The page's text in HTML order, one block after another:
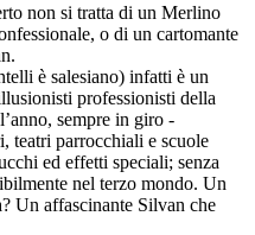
non si tratta di un Merlino
o di un cartomante
è salesiano) infatti è un
professionisti della
sempre in giro -
teatri parrocchiali e scuole
ed effetti speciali; senza
nel terzo mondo. Un
Un affascinante Silvan che